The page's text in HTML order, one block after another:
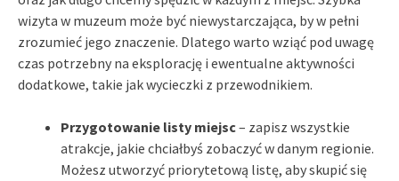
wizyta w muzeum może być niewystarczająca, by w pełni
zrozumieć jego znaczenie. Dlatego warto wziąć pod uwagę
czas potrzebny na eksplorację i ewentualne aktywności
dodatkowe, takie jak wycieczki z przewodnikiem.
Przygotowanie listy miejsc– zapisz wszystkie
atrakcje, jakie chciałbyś zobaczyć w danym regionie.
Możesz utworzyć priorytetową listę, aby skupić się